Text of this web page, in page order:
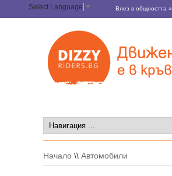
Select Language ▼ Влез в общността »
Начало \\ Автомобили